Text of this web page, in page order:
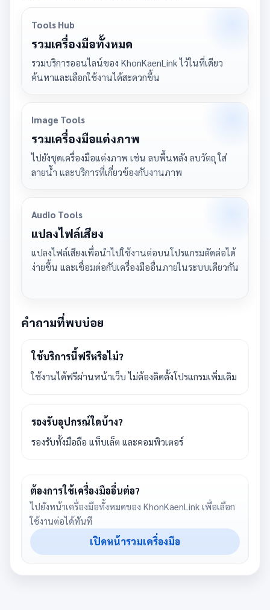
Tools Hub
รวมเครื่องมือทั้งหมด
รวมบริการออนไลน์ของ KhonKaenLink ไว้ในที่เดียว
ค้นหาและเลือกใช้งานได้สะดวกขึ้น
Image Tools
รวมเครื่องมือแต่งภาพ
ไปยังชุดเครื่องมือแต่งภาพ เช่น ลบพื้นหลัง ลบวัตถุ ใส่
ลายน้ำ และบริการที่เกี่ยวข้องกับงานภาพ
Audio Tools
แปลงไฟล์เสียง
แปลงไฟล์เสียงเพื่อนำไปใช้งานต่อบนโปรแกรมตัดต่อได้
ง่ายขึ้น และเชื่อมต่อกับเครื่องมืออื่นภายในระบบเดียวกัน
คำถามที่พบบ่อย
ใช้บริการนี้ฟรีหรือไม่?
ใช้งานได้ฟรีผ่านหน้าเว็บ ไม่ต้องติดตั้งโปรแกรมเพิ่มเติม
รองรับอุปกรณ์ใดบ้าง?
รองรับทั้งมือถือ แท็บเล็ต และคอมพิวเตอร์
ต้องการใช้เครื่องมืออื่นต่อ?
ไปยังหน้าเครื่องมือทั้งหมดของ KhonKaenLink เพื่อเลือก
ใช้งานต่อได้ทันที
เปิดหน้ารวมเครื่องมือ